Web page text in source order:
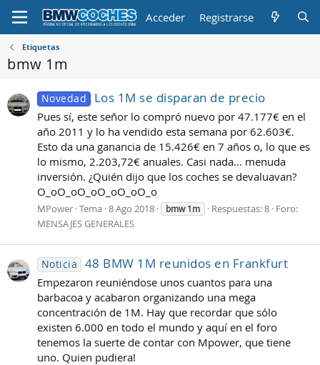
Acceder Registrarse
Etiquetas
bmw 1m
Novedad Los 1M se disparan de precio
Pues sí, este señor lo compró nuevo por 47.177€ en el
año 2011 y lo ha vendido esta semana por 62.603€.
Esto da una ganancia de 15.426€ en 7 años o, lo que es
lo mismo, 2.203,72€ anuales. Casi nada... menuda
inversión. ¿Quién dijo que los coches se devaluavan?
O_oO_oO_oO_oO_oO_o
MPower Tema 8 Ago 2018 bmw 1m Respuestas: 8 Foro:
MENSAJES GENERALES
Noticia 48 BMW 1M reunidos en Frankfurt
Empezaron reuniéndose unos cuantos para una
barbacoa y acabaron organizando una mega
concentración de 1M. Hay que recordar que sólo
existen 6.000 en todo el mundo y aquí en el foro
tenemos la suerte de contar con Mpower, que tiene
uno. Quien pudiera!